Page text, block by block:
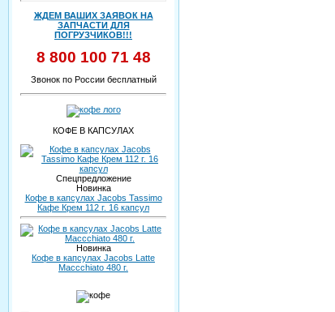
ЖДЕМ ВАШИХ ЗАЯВОК НА
ЗАПЧАСТИ ДЛЯ
ПОГРУЗЧИКОВ!!!
8 800 100 71 48
Звонок по России бесплатный
КОФЕ В КАПСУЛАХ
Спецпредложение
Новинка
Кофе в капсулах Jacobs Tassimo
Кафе Крем 112 г. 16 капсул
Новинка
Кофе в капсулах Jacobs Latte
Maccchiato 480 г.